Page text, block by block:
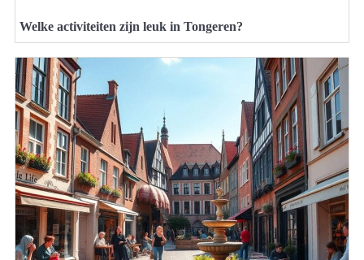
Welke activiteiten zijn leuk in Tongeren?